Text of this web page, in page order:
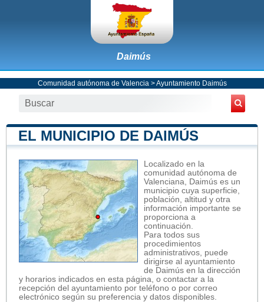
Daimús
Comunidad autónoma de Valencia >Ayuntamiento Daimús
EL MUNICIPIO DE DAIMÚS
Localizado en la
comunidad autónoma de
Valenciana, Daimús es un
municipio cuya superficie,
población, altitud y otra
información importante se
proporciona a
continuación.
Para todos sus
procedimientos
administrativos, puede
dirigirse al ayuntamiento
de Daimús en la dirección
y horarios indicados en esta página, o contactar a la
recepción del ayuntamiento por teléfono o por correo
electrónico según su preferencia y datos disponibles.